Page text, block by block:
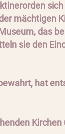
mächtigen
das
sie den
hat